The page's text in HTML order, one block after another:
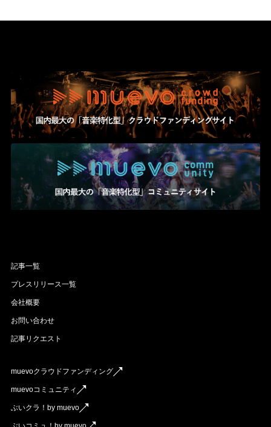
記事一覧
プレスリリース一覧
会社概要
お問い合わせ
記事リクエスト
muevoクラウドファンディング
muevoコミュニティ
ぶいクラ！by muevo